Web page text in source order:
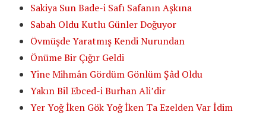
Sakiya Sun Bade-i Safı Safanın Aşkına
Sabah Oldu Kutlu Günler Doğuyor
Övmüşde Yaratmış Kendi Nurundan
Önüme Bir Çığır Geldi
Yine Mihmân Gördüm Gönlüm Şâd Oldu
Yakın Bil Ebced-i Burhan Ali’dir
Yer Yoğ İken Gök Yoğ İken Ta Ezelden Var İdim